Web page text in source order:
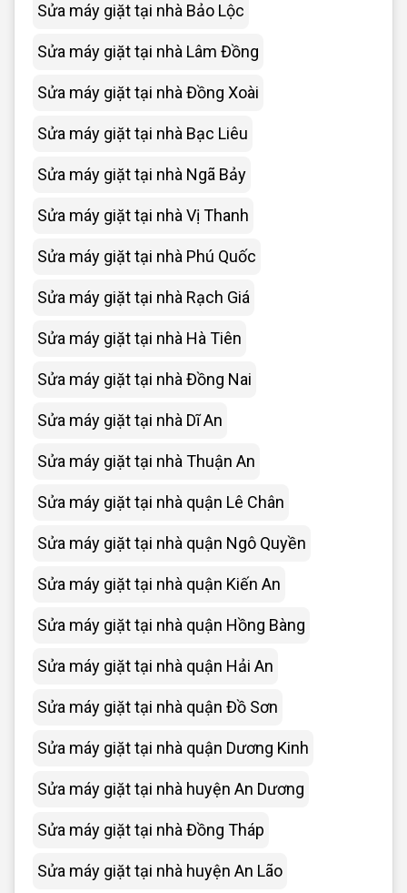
Sửa máy giặt tại nhà Bảo Lộc
Sửa máy giặt tại nhà Lâm Đồng
Sửa máy giặt tại nhà Đồng Xoài
Sửa máy giặt tại nhà Bạc Liêu
Sửa máy giặt tại nhà Ngã Bảy
Sửa máy giặt tại nhà Vị Thanh
Sửa máy giặt tại nhà Phú Quốc
Sửa máy giặt tại nhà Rạch Giá
Sửa máy giặt tại nhà Hà Tiên
Sửa máy giặt tại nhà Đồng Nai
Sửa máy giặt tại nhà Dĩ An
Sửa máy giặt tại nhà Thuận An
Sửa máy giặt tại nhà quận Lê Chân
Sửa máy giặt tại nhà quận Ngô Quyền
Sửa máy giặt tại nhà quận Kiến An
Sửa máy giặt tại nhà quận Hồng Bàng
Sửa máy giặt tại nhà quận Hải An
Sửa máy giặt tại nhà quận Đồ Sơn
Sửa máy giặt tại nhà quận Dương Kinh
Sửa máy giặt tại nhà huyện An Dương
Sửa máy giặt tại nhà Đồng Tháp
Sửa máy giặt tại nhà huyện An Lão